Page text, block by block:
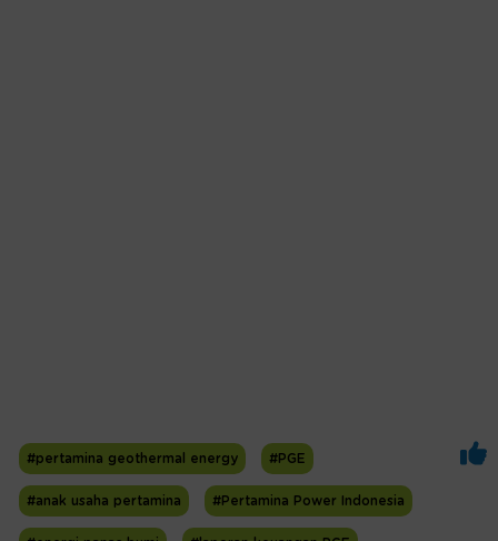
#pertamina geothermal energy #PGE
#anak usaha pertamina #Pertamina Power Indonesia